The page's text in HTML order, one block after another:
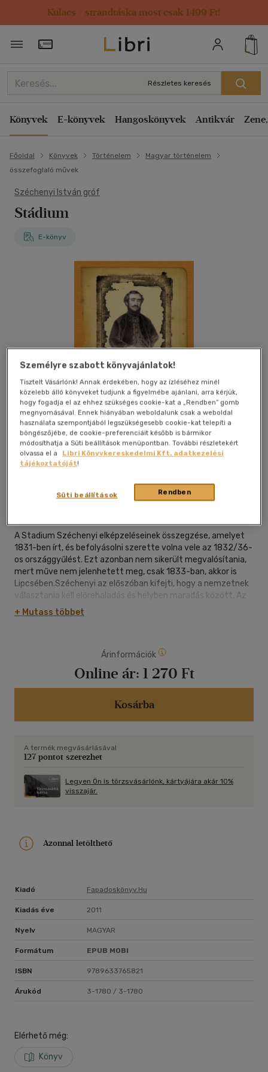
Kulacs / strandtáska most csak 1499 Ft!
Törzsvásárlói Kártya adatai
Részletes keresés
Könyvek E-könyvek Hangoskönyvek Antikvár
Főoldal Könyvek Történelem
Magyar történelem
összefoglaló művek
Széchenyi István gróf
Stádium
E-könyv
Kívánságlistához adom
A Stadium Széchenyi elképzeléseinek összegzése, ame­lyet
1831-ben írt, és befolyásolni szerette volna vele az 1832/36-
os országgyűlést. Ezt azonban nem sikerült megvalósítania,
mert műve nem jelenhetett meg, csak 1833-ban, akkor is
Lipcsében.Széchenyi az előszóban kifejti, hogy a nemzetnek
válasz­tania kell előrehaladás és helyben maradás között. Az
előrehaladást azonban csak az elavult alkotmány meg­
változtatásával lehet elérni. Az alkotmány ugyanis rossz,
a rossz helyzetet, és tudatosítani kell, hogy a helyzet
megváltoztatását nem a kormánytól kell várni, hanem
magunktól. Hogy hogyan lehet a jelenlegi helyze­tet
megváltoztatni, arra próbál meg választ adni Széche­nyi a
+ Mutass többet
Árinformációk
Online ár: 1 270 Ft
Kosárba
A termék megvásárlásával
127 pontot szerezhet
Legyen Ön is törzsvásárlónk, kártyájára akár 10%
visszajár.
Azonnal letölthető
Kiadó Fapadoskönyv.hu
Kiadás éve 2011
Nyelv MAGYAR
Formátum EPUB MOBI
ISBN 9789633765821
Árukód 3-1780 / 3-1780
Elérhető még:
Könyv
Személyre szabott könyvajánlatok!
Tisztelt Vásárlónk! Annak érdekében, hogy az ízléséhez minél
közelebb álló könyveket tudjunk a figyelmébe ajánlani, arra kérjük,
hogy fogadja el az ehhez szükséges cookie-kat a „Rendben” gomb
megnyomásával. Ennek hiányában weboldalunk csak a weboldal
használata szempontjából legszükségesebb cookie-kat telepíti a
böngészőjébe, de cookie-preferenciáit később is bármikor
módosíthatja a Süti beállítások menüpontban. További részletekért
olvassa el a
Libri Könyvkereskedelmi Kft. adatkezelési
tájékoztatóját!
Rendben
Süti beállítások